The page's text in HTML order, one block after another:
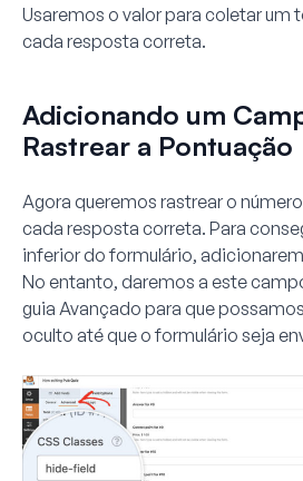
Usaremos o valor para coletar um
cada resposta correta.
Adicionando um
Rastrear a Pontuação
Agora queremos rastrear o
cada resposta correta. Para
inferior do formulário,
No entanto, daremos a este
guia Avançado para que
oculto até que o formulário seja